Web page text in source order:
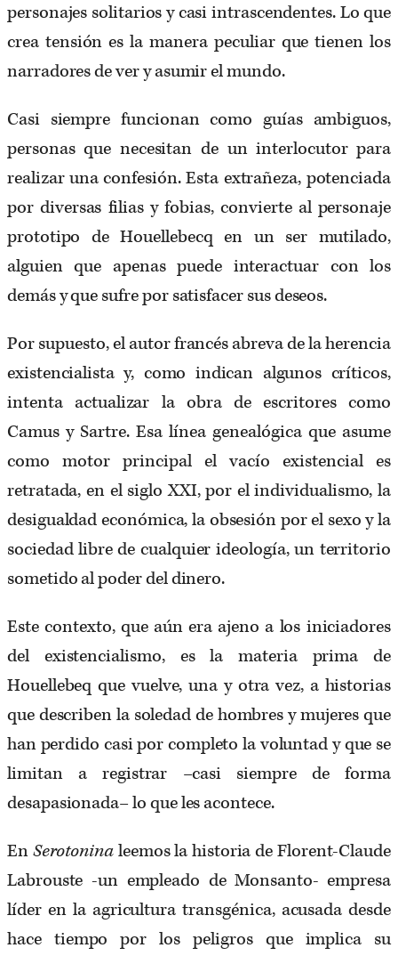
personajes solitarios y casi intrascendentes. Lo que
crea tensión es la manera peculiar que tienen los
narradores de ver y asumir el mundo.
Casi siempre funcionan como guías ambiguos,
personas que necesitan de un interlocutor para
realizar una confesión. Esta extrañeza, potenciada
por diversas filias y fobias, convierte al personaje
prototipo de Houellebecq en un ser mutilado,
alguien que apenas puede interactuar con los
demás y que sufre por satisfacer sus deseos.
Por supuesto, el autor francés abreva de la herencia
existencialista y, como indican algunos críticos,
intenta actualizar la obra de escritores como
Camus y Sartre. Esa línea genealógica que asume
como motor principal el vacío existencial es
retratada, en el siglo XXI, por el individualismo, la
desigualdad económica, la obsesión por el sexo y la
sociedad libre de cualquier ideología, un territorio
sometido al poder del dinero.
Este contexto, que aún era ajeno a los iniciadores
del existencialismo, es la materia prima de
Houellebeq que vuelve, una y otra vez, a historias
que describen la soledad de hombres y mujeres que
han perdido casi por completo la voluntad y que se
limitan a registrar –casi siempre de forma
desapasionada– lo que les acontece.
EnSerotoninaleemos la historia de Florent-Claude
Labrouste -un empleado de Monsanto- empresa
líder en la agricultura transgénica, acusada desde
hace tiempo por los peligros que implica su